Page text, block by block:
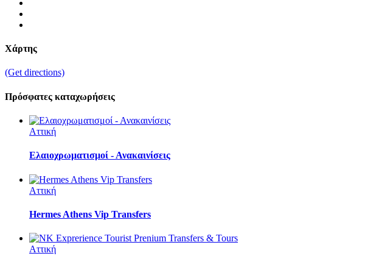
Χάρτης
(Get directions)
Πρόσφατες καταχωρήσεις
Αττική
Ελαιοχρωματισμοί - Ανακαινίσεις
Αττική
Hermes Athens Vip Transfers
Αττική